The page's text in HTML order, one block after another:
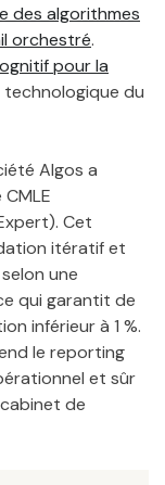
des algorithmes
orchestré.
pour la
du
Algos a
Cet
itératif et
une
qui garantit de
inférieur à 1 %.
le reporting
et sûr
de